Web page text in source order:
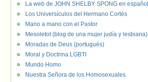
La web de JOHN SHELBY SPONG en español
Los Universículos del Hermano Cortés
Mano a mano con el Pastor
Mesoletot (blog de una mujer judía y lesbiana)
Moradas de Deus (portugués)
Moral y Doctrina LGBTI
Mundo Homo
Nuestra Señora de los Homosexuales